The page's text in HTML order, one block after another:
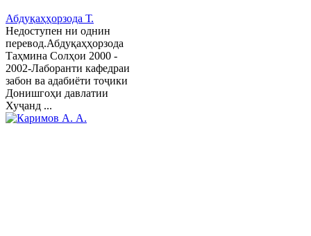
Абдуқаҳҳорзода Т.
Недоступен ни однин
перевод.Абдуқаҳҳорзода
Таҳмина Солҳои 2000 -
2002-Лаборанти кафедраи
забон ва адабиёти тоҷики
Донишгоҳи давлатии
Хуҷанд ...